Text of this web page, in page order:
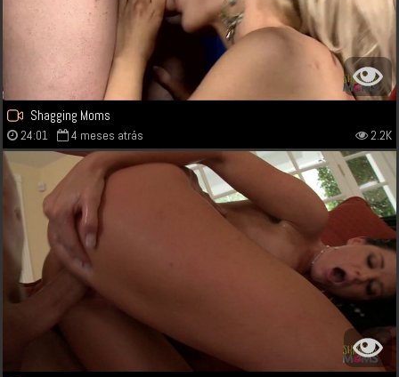
Shagging Moms
24:01 4 meses atrás 2.2K